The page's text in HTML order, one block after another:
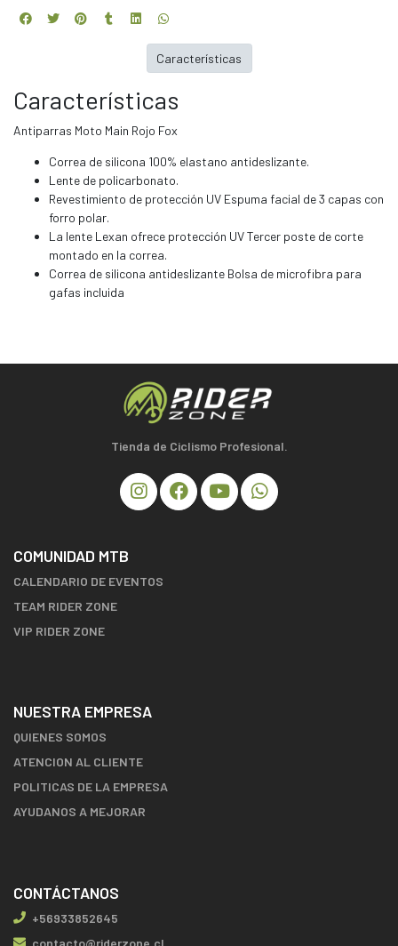
Características
Antiparras Moto Main Rojo Fox
Correa de silicona 100% elastano antideslizante.
Lente de policarbonato.
Revestimiento de protección UV Espuma facial de 3 capas con
forro polar.
La lente Lexan ofrece protección UV Tercer poste de corte
montado en la correa.
Correa de silicona antideslizante Bolsa de microfibra para
gafas incluida
Características
Tienda de Ciclismo Profesional.
COMUNIDAD MTB
CALENDARIO DE EVENTOS
TEAM RIDER ZONE
VIP RIDER ZONE
NUESTRA EMPRESA
QUIENES SOMOS
ATENCION AL CLIENTE
POLITICAS DE LA EMPRESA
AYUDANOS A MEJORAR
CONTÁCTANOS
+56933852645
contacto@riderzone.cl